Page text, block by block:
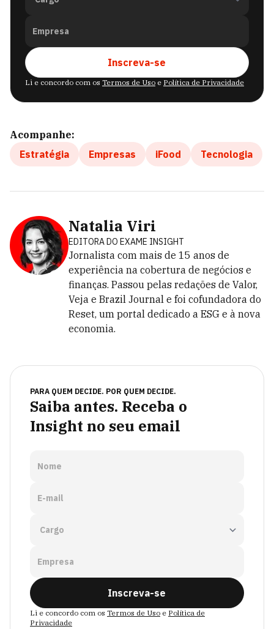
Empresa
Inscreva-se
Li e concordo com os Termos de Uso e Política de Privacidade
Acompanhe:
Estratégia
Empresas iFood Tecnologia
Natalia Viri
EDITORA DO EXAME INSIGHT
Jornalista com mais de 15 anos de
experiência na cobertura de negócios e
finanças. Passou pelas redações de Valor,
Veja e Brazil Journal e foi cofundadora do
Reset, um portal dedicado a ESG e à nova
economia.
PARA QUEM DECIDE. POR QUEM DECIDE.
Saiba antes. Receba o
Insight no seu email
Nome
E-mail
Empresa
Inscreva-se
Li e concordo com os Termos de Uso e Política de
Privacidade